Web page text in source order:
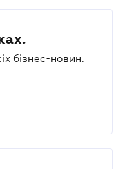
бізнес-новин.